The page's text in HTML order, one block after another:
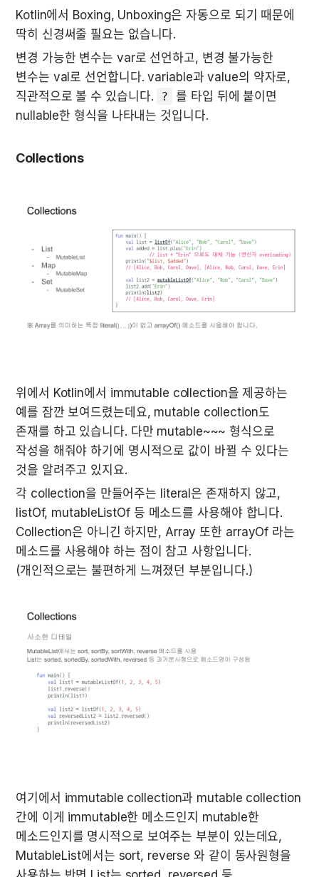
Kotlin에서 Boxing, Unboxing은 자동으로 되기 때문에
딱히 신경써줄 필요는 없습니다.
변경 가능한 변수는 var로 선언하고, 변경 불가능한
변수는 val로 선언합니다. variable과 value의 약자로,
직관적으로 볼 수 있습니다.
?
를 타입 뒤에 붙이면
nullable한 형식을 나타내는 것입니다.
Collections
위에서 Kotlin에서 immutable collection을 제공하는
예를 잠깐 보여드렸는데요, mutable collection도
존재를 하고 있습니다. 다만 mutable~~~ 형식으로
작성을 해줘야 하기에 명시적으로 값이 바뀔 수 있다는
것을 알려주고 있지요.
각 collection을 만들어주는 literal은 존재하지 않고,
listOf, mutableListOf 등 메소드를 사용해야 합니다.
Collection은 아니긴 하지만, Array 또한 arrayOf 라는
메소드를 사용해야 하는 점이 참고 사항입니다.
(개인적으로는 불편하게 느껴졌던 부분입니다.)
여기에서 immutable collection과 mutable collection
간에 이게 immutable한 메소드인지 mutable한
메소드인지를 명시적으로 보여주는 부분이 있는데요,
MutableList에서는 sort, reverse 와 같이 동사원형을